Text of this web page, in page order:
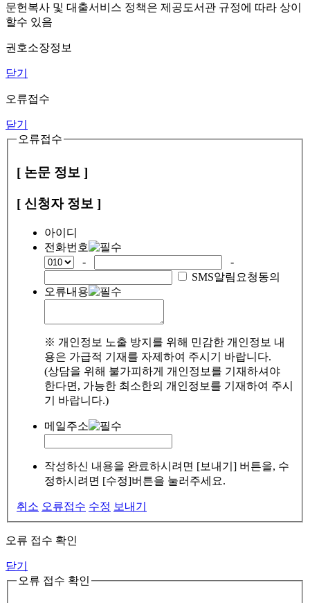
문헌복사 및 대출서비스 정책은 제공도서관 규정에 따라 상이
할수 있음
권호소장정보
닫기
오류접수
닫기
오류접수
[ 논문 정보 ]
[ 신청자 정보 ]
아이디
전화번호
-
-
SMS알림요청동의
오류내용
※ 개인정보 노출 방지를 위해 민감한 개인정보 내
용은 가급적 기재를 자제하여 주시기 바랍니다.
(상담을 위해 불가피하게 개인정보를 기재하셔야
한다면, 가능한 최소한의 개인정보를 기재하여 주시
기 바랍니다.)
메일주소
작성하신 내용을 완료하시려면 [보내기] 버튼을, 수
정하시려면 [수정]버튼을 눌러주세요.
취소 오류접수 수정 보내기
오류 접수 확인
닫기
오류 접수 확인